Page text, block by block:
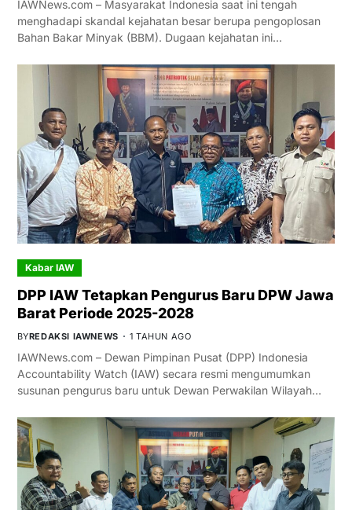
IAWNews.com – Masyarakat Indonesia saat ini tengah
menghadapi skandal kejahatan besar berupa pengoplosan
Bahan Bakar Minyak (BBM). Dugaan kejahatan ini…
Kabar IAW
DPP IAW Tetapkan Pengurus Baru DPW Jawa
Barat Periode 2025-2028
BYREDAKSI IAWNEWS 1 TAHUN AGO
IAWNews.com – Dewan Pimpinan Pusat (DPP) Indonesia
Accountability Watch (IAW) secara resmi mengumumkan
susunan pengurus baru untuk Dewan Perwakilan Wilayah…